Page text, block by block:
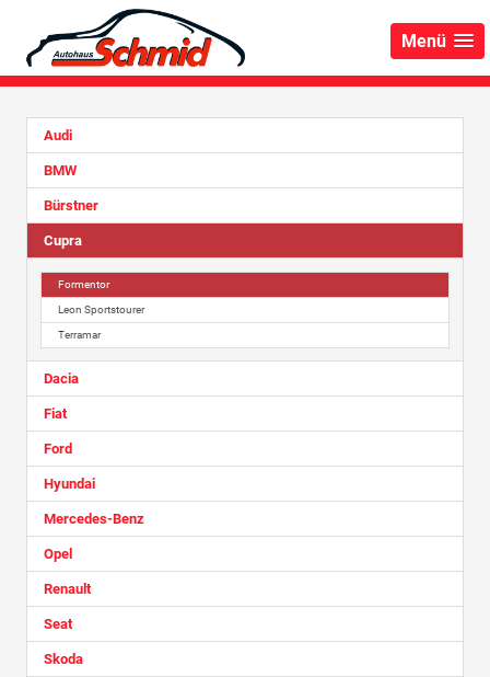
Menü
Audi
BMW
Bürstner
Cupra
Formentor
Leon Sportstourer
Terramar
Dacia
Fiat
Ford
Hyundai
Mercedes-Benz
Opel
Renault
Seat
Skoda